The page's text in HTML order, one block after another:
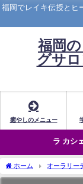
福岡でレイキ伝授とヒ
福岡
グサ
癒やしのメニュー
ラ カシ
ホーム オーラリー